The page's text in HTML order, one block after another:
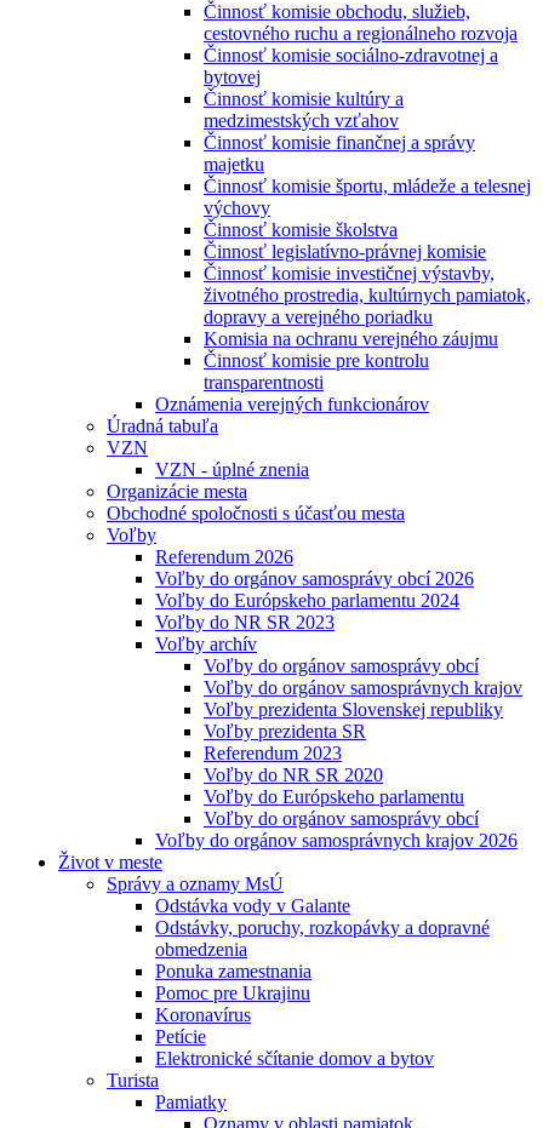
Činnosť komisie obchodu, služieb,
cestovného ruchu a regionálneho rozvoja
Činnosť komisie sociálno-zdravotnej a
bytovej
Činnosť komisie kultúry a
medzimestských vzťahov
Činnosť komisie finančnej a správy
majetku
Činnosť komisie športu, mládeže a telesnej
výchovy
Činnosť komisie školstva
Činnosť legislatívno-právnej komisie
Činnosť komisie investičnej výstavby,
životného prostredia, kultúrnych pamiatok,
dopravy a verejného poriadku
Komisia na ochranu verejného záujmu
Činnosť komisie pre kontrolu
transparentnosti
Oznámenia verejných funkcionárov
Úradná tabuľa
VZN
VZN - úplné znenia
Organizácie mesta
Obchodné spoločnosti s účasťou mesta
Voľby
Referendum 2026
Voľby do orgánov samosprávy obcí 2026
Voľby do Európskeho parlamentu 2024
Voľby do NR SR 2023
Voľby archív
Voľby do orgánov samosprávy obcí
Voľby do orgánov samosprávnych krajov
Voľby prezidenta Slovenskej republiky
Voľby prezidenta SR
Referendum 2023
Voľby do NR SR 2020
Voľby do Európskeho parlamentu
Voľby do orgánov samosprávy obcí
Voľby do orgánov samosprávnych krajov 2026
Život v meste
Správy a oznamy MsÚ
Odstávka vody v Galante
Odstávky, poruchy, rozkopávky a dopravné
obmedzenia
Ponuka zamestnania
Pomoc pre Ukrajinu
Koronavírus
Petície
Elektronické sčítanie domov a bytov
Turista
Pamiatky
Oznamy v oblasti pamiatok